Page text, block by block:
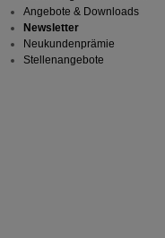
Angebote & Downloads
Newsletter
Neukundenprämie
Stellenangebote